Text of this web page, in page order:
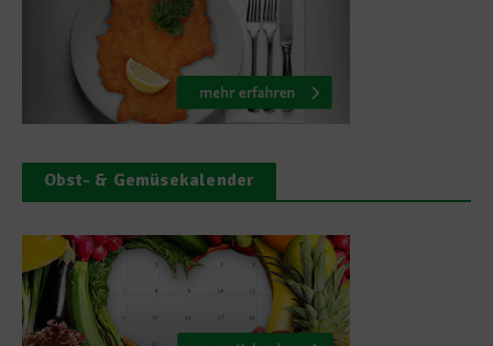
Obst- & Gemüsekalender